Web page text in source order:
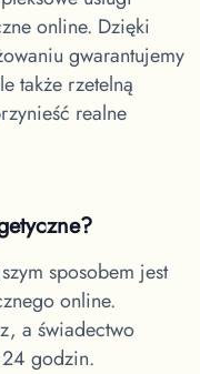
online. Dzięki
gwarantujemy
także rzetelną
realne
sposobem jest
online.
a świadectwo
godzin.